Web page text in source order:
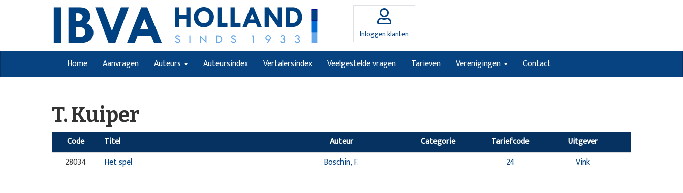
Inloggen klanten
Home Aanvragen Auteurs Auteursindex Vertalersindex Veelgestelde vragen Tarieven Verenigingen Contact
T. Kuiper
Code Titel Auteur Categorie Tariefcode
Uitgever
28034
Het spel Boschin, F. 24 Vink